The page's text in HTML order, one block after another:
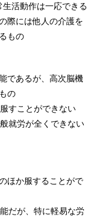
活動作は一応できる
際には他人の介護を
もの
であるが、高次脳機
の
すことができない
就労が全くできない
ほか服することがで
だが、特に軽易な労